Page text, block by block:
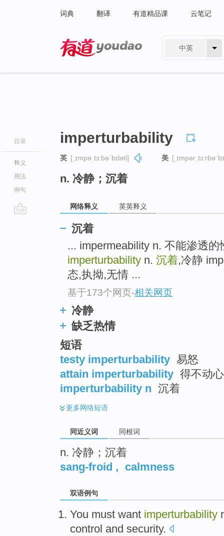
词典 翻译 有道精品课 云笔记
中英
目录
释义
用法
例句
imperturbability
英 [ˌɪmpəˌtɜːbəˈbɪləti] 美
n. 冷静；沉着
网络释义 英英释义
沉着
... impermeability n. 不能渗透
imperturbability n. 沉着,冷静
态,执拗,无情 ...
基于173个网页-相关网页
冷静
缺乏热情
短语
testy imperturbability 易怒
attain imperturbability 得不动心
imperturbability n 沉着
更多网络短语
同近义词 同根词
n. 冷静；沉着
sang-froid , calmness
双语例句
You must want imperturbability
control and security.